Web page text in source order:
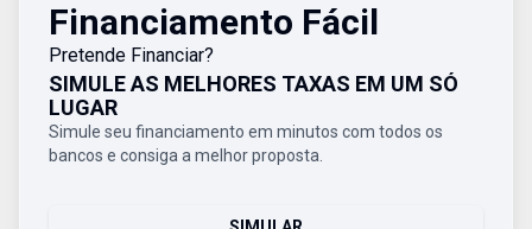
Financiamento Fácil
Pretende Financiar?
SIMULE AS MELHORES TAXAS EM UM SÓ
LUGAR
Simule seu financiamento em minutos com todos os
bancos e consiga a melhor proposta.